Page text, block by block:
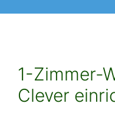
1-Zimmer-
Clever